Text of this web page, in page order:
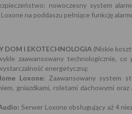
nowoczesny system
na poddaszu pełniące funkcję
DOM I EKOTECHNOLOGIA (Niskie
zaawansowany technologicznie, co
energetyczną:
Loxone: Zaawansowany system
gniazdkami, roletami dachowymi
Serwer Loxone obsługujący aż 4